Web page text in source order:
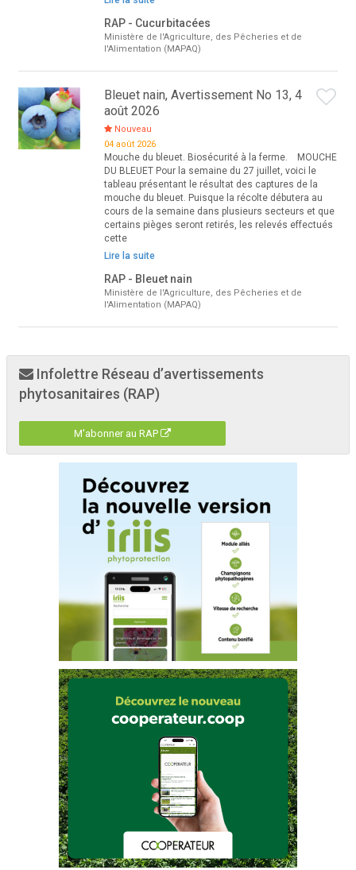
RAP - Cucurbitacées
Ministère de l'Agriculture, des Pêcheries et de
l'Alimentation (MAPAQ)
Bleuet nain, Avertissement No 13, 4
août 2026
Nouveau
04 août 2026
Mouche du bleuet. Biosécurité à la ferme. MOUCHE
DU BLEUET Pour la semaine du 27 juillet, voici le
tableau présentant le résultat des captures de la
mouche du bleuet. Puisque la récolte débutera au
cours de la semaine dans plusieurs secteurs et que
certains pièges seront retirés, les relevés effectués
cette
Lire la suite
RAP - Bleuet nain
Ministère de l'Agriculture, des Pêcheries et de
l'Alimentation (MAPAQ)
Infolettre Réseau d’avertissements
phytosanitaires (RAP)
M'abonner au RAP